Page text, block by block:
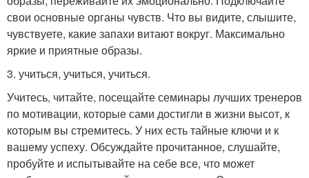
свои основные органы чувств. Что вы видите, слышите,
чувствуете, какие запахи витают вокруг. Максимально
яркие и приятные образы.
3. учиться, учиться, учиться.
Учитесь, читайте, посещайте семинары лучших тренеров
по мотивации, которые сами достигли в жизни высот, к
которым вы стремитесь. У них есть тайные ключи и к
вашему успеху. Обсуждайте прочитанное, слушайте,
пробуйте и испытывайте на себе все, что может